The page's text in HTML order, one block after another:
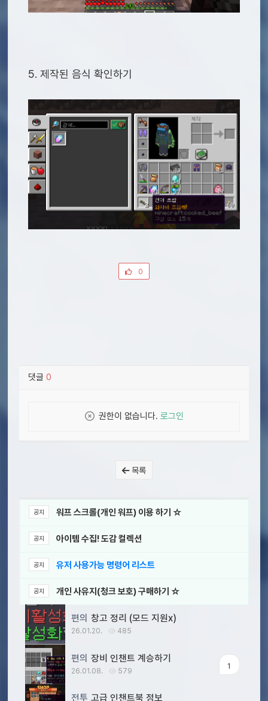
5. 제작된 음식 확인하기
0
댓글0
권한이 없습니다. 로그인
목록
공지 워프 스크롤(개인 워프) 이용 하기 ☆
공지 아이템 수집! 도감 컬렉션
공지 유저 사용가능 명령어 리스트
공지 개인 사유지(청크 보호) 구매하기 ☆
편의 창고 정리 (모드 지원x)
26.01.20. 485
편의 장비 인챈트 계승하기
26.01.08. 579
1
전투 고급 인챈트북 정보